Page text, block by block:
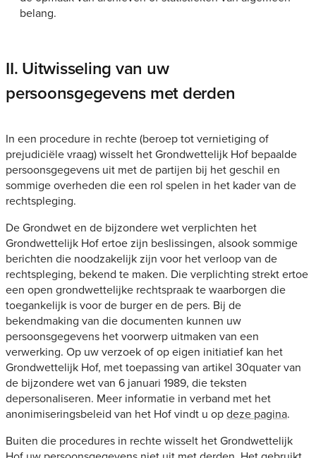
belang.
II. Uitwisseling van uw
persoonsgegevens met derden
In een procedure in rechte (beroep tot vernietiging of
prejudiciële vraag) wisselt het Grondwettelijk Hof bepaalde
persoonsgegevens uit met de partijen bij het geschil en
sommige overheden die een rol spelen in het kader van de
rechtspleging.
De Grondwet en de bijzondere wet verplichten het
Grondwettelijk Hof ertoe zijn beslissingen, alsook sommige
berichten die noodzakelijk zijn voor het verloop van de
rechtspleging, bekend te maken. Die verplichting strekt ertoe
een open grondwettelijke rechtspraak te waarborgen die
toegankelijk is voor de burger en de pers. Bij de
bekendmaking van die documenten kunnen uw
persoonsgegevens het voorwerp uitmaken van een
verwerking. Op uw verzoek of op eigen initiatief kan het
Grondwettelijk Hof, met toepassing van artikel 30quater van
de bijzondere wet van 6 januari 1989, die teksten
depersonaliseren. Meer informatie in verband met het
anonimiseringsbeleid van het Hof vindt u opdeze pagina.
Buiten die procedures in rechte wisselt het Grondwettelijk